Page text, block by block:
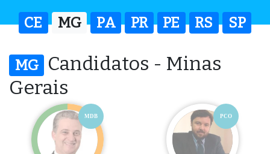
CE MG PA PR PE RS SP
MG
Candidatos - Minas
Gerais
MDB PCO